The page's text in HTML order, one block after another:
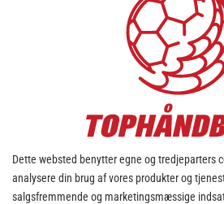
Dette websted benytter egne og tredjeparters
analysere din brug af vores produkter og
salgsfremmende og marketingsmæssige